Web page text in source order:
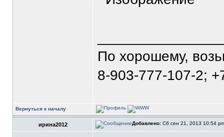
По хорошему,
8-903-777-107-2;
Вернуться к началу
ирина2012 Добавлено: Сб сен 21, 2013 10:54